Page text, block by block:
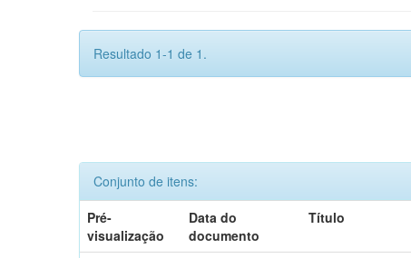
Resultado 1-1 de 1.
Conjunto de itens:
Pré-
visualização
Data do
documento
Título